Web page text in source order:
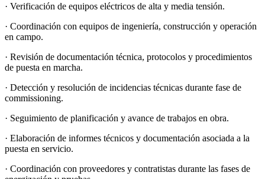
· Verificación de equipos eléctricos de alta y media tensión.
· Coordinación con equipos de ingeniería, construcción y operación
en campo.
· Revisión de documentación técnica, protocolos y procedimientos
de puesta en marcha.
· Detección y resolución de incidencias técnicas durante fase de
commissioning.
· Seguimiento de planificación y avance de trabajos en obra.
· Elaboración de informes técnicos y documentación asociada a la
puesta en servicio.
· Coordinación con proveedores y contratistas durante las fases de